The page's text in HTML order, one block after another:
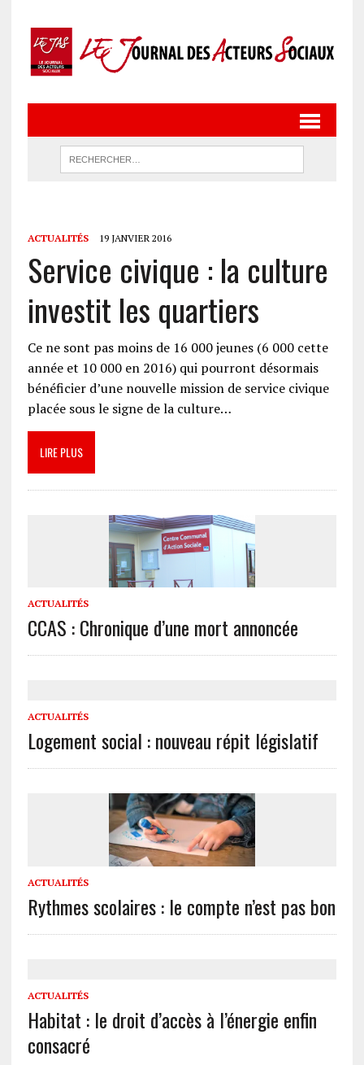
ACTUALITÉS 19 JANVIER 2016
Service civique : la culture
investit les quartiers
Ce ne sont pas moins de 16 000 jeunes (6 000 cette
année et 10 000 en 2016) qui pourront désormais
bénéficier d’une nouvelle mission de service civique
placée sous le signe de la culture…
LIRE PLUS
ACTUALITÉS
CCAS : Chronique d’une mort annoncée
ACTUALITÉS
Logement social : nouveau répit législatif
ACTUALITÉS
Rythmes scolaires : le compte n’est pas bon
ACTUALITÉS
Habitat : le droit d’accès à l’énergie enfin
consacré